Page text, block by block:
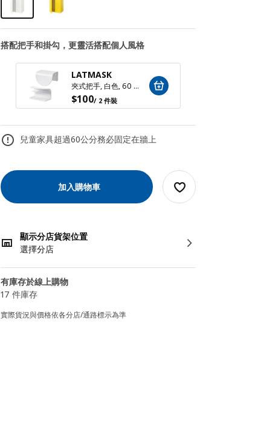
搭配把手和掛勾，更靈活搭配個人風格
LATMASK
夾式把手, 白色, 60 公厘 2 件裝
$100/ 2 件裝
兒童家具超過60公分務必固定在牆上
加入購物車
顯示分店貨架位置
選擇分店
有庫存於線上購物
17 件庫存
實際貨況與價格依各分店/通路標示為準